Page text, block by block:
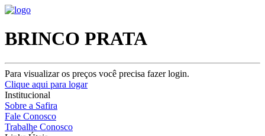
BRINCO PRATA
Para visualizar os preços você precisa fazer login.
Clique aqui para logar
Institucional
Sobre a Safira
Fale Conosco
Trabalhe Conosco